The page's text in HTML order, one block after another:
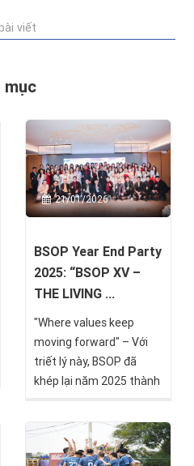
viết
mục
21/01/2026
BSOP Year End Party
2025: “BSOP XV –
THE LIVING ...
"Where values keep
moving forward" – Với
triết lý này, BSOP đã
khép lại năm 2025 thành
Year End Party đặc biệt
mang chủ đề "BSOP XV –
THE LIVING LEGACY",